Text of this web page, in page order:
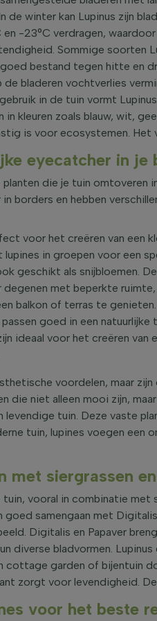
winter kan Lupinus zijn
-23°C verdragen,
Sommige soorten
bestand tegen hitte en
de bladeren vochtverlies
in de tuin vormt
kleuren zoals blauw, wit,
is voor ecosystemen.
eyecatcher in je
die je tuin omtoveren
in borders en hebben
voor het creëren van een
lupines in groepen voor een
geschikt als snijbloemen.
degenen met beperkte
balkon of terras te genieten.
passen goed in een
ideaal voor het creëren
voordelen, maar
die niet alleen mooi zijn,
levendige tuin. Deze vaste
tuin, lupines voegen een
met siergrassen
vooral in combinatie
goed samengaan met
Digitalis en Papaver
diverse bladvormen.
cottage garden of bijentuin
zorgt voor levendigheid.
voor het beste